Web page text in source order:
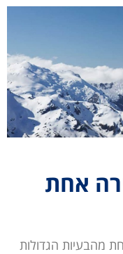
אחת
מהבעיות הגדולות